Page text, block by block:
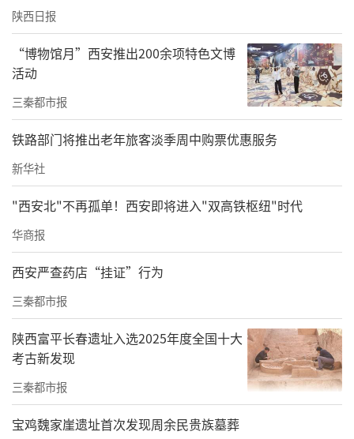
陕西日报
“博物馆月”西安推出200余项特色文博
活动
三秦都市报
铁路部门将推出老年旅客淡季周中购票优惠服务
新华社
"西安北"不再孤单！西安即将进入"双高铁枢纽"时代
华商报
西安严查药店“挂证”行为
三秦都市报
陕西富平长春遗址入选2025年度全国十大
考古新发现
三秦都市报
宝鸡魏家崖遗址首次发现周余民贵族墓葬